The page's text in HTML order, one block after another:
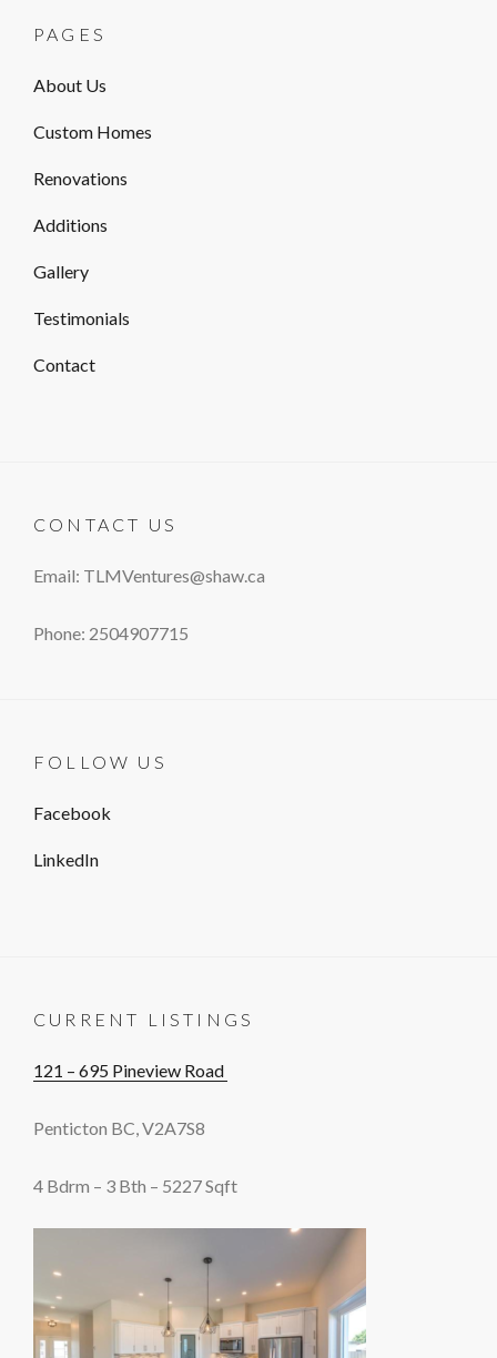
PAGES
About Us
Custom Homes
Renovations
Additions
Gallery
Testimonials
Contact
CONTACT US
Email: TLMVentures@shaw.ca
Phone: 2504907715
FOLLOW US
Facebook
LinkedIn
CURRENT LISTINGS
121 – 695 Pineview Road
Penticton BC, V2A7S8
4 Bdrm – 3 Bth – 5227 Sqft